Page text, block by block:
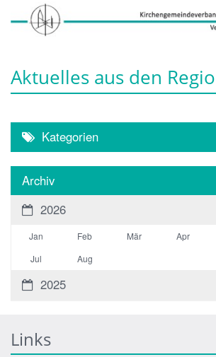
Aktuelles aus den
Kategorien
Archiv
2026
Jan Feb Mär Apr
Jul
Aug
2025
Links